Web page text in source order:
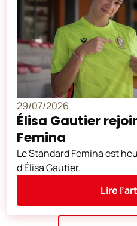
29/07/2026
Élisa Gautier
Femina
Le Standard Femina est
d'Élisa Gautier.
Lire